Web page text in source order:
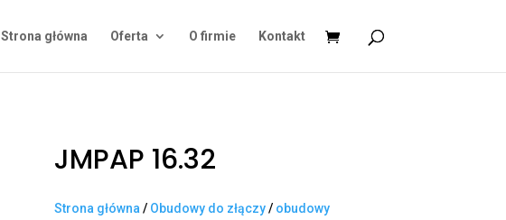
Strona główna Oferta O firmie Kontakt
JMPAP 16.32
Strona główna / Obudowy do złączy/ obudowy